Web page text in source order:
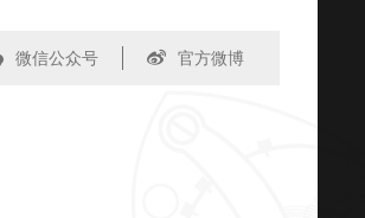
微信公众号 官方微博